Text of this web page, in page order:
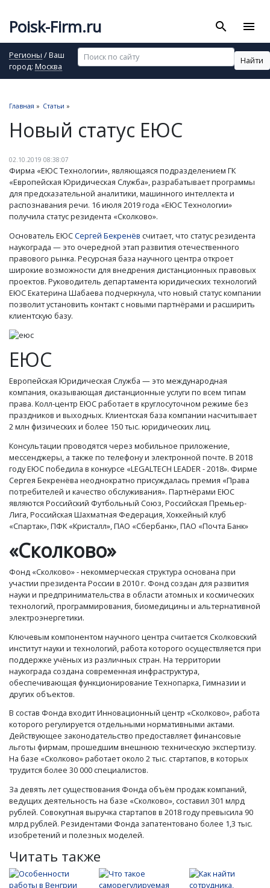
Poisk-Firm.ru search menu
Регионы / Ваш
город: Москва
Найти
Главная » Статьи »
Новый статус ЕЮС
02.10.2019 08:38:07
Фирма «ЕЮС Технологии», являющаяся подразделением ГК
«Европейская Юридическая Служба», разрабатывает программы
для предсказательной аналитики, машинного интеллекта и
распознавания речи. 16 июля 2019 года «ЕЮС Технологии»
получила статус резидента «Сколково».
Основатель ЕЮССергей Бекренёв считает, что статус резидента
наукограда — это очередной этап развития отечественного
правового рынка. Ресурсная база научного центра откроет
широкие возможности для внедрения дистанционных правовых
проектов. Руководитель департамента юридических технологий
ЕЮС Екатерина Шабаева подчеркнула, что новый статус компании
позволит установить контакт с новыми партнёрами и расширить
клиентскую базу.
ЕЮС
Европейская Юридическая Служба — это международная
компания, оказывающая дистанционные услуги по всем типам
права. Колл-центр ЕЮС работает в круглосуточном режиме без
праздников и выходных. Клиентская база компании насчитывает
2 млн физических и более 150 тыс. юридических лиц.
Консультации проводятся через мобильное приложение,
мессенджеры, а также по телефону и электронной почте. В 2018
году ЕЮС победила в конкурсе «LEGALTECH LEADER - 2018». Фирме
Сергея Бекренёва неоднократно присуждалась премия «Права
потребителей и качество обслуживания». Партнёрами ЕЮС
являются Российский Футбольный Союз, Российская Премьер-
Лига, Российская Шахматная Федерация, Хоккейный клуб
«Спартак», ПФК «Кристалл», ПАО «Сбербанк», ПАО «Почта Банк»
«Сколково»
Фонд «Сколково» - некоммерческая структура основана при
участии президента России в 2010 г. Фонд создан для развития
науки и предпринимательства в области атомных и космических
технологий, программирования, биомедицины и альтернативной
электроэнергетики.
Ключевым компонентом научного центра считается Сколковский
институт науки и технологий, работа которого осуществляется при
поддержке учёных из различных стран. На территории
наукограда создана современная инфраструктура,
обеспечивающая функционирование Технопарка, Гимназии и
других объектов.
В состав Фонда входит Инновационный центр «Сколково», работа
которого регулируется отдельными нормативными актами.
Действующее законодательство предоставляет финансовые
льготы фирмам, прошедшим внешнюю техническую экспертизу.
На базе «Сколково» работает около 2 тыс. стартапов, в которых
трудится более 30 000 специалистов.
За девять лет существования Фонда объём продаж компаний,
ведущих деятельность на базе «Сколково», составил 301 млрд
рублей. Совокупная выручка стартапов в 2018 году превысила 90
млрд рублей. Резидентами Фонда запатентовано более 1,3 тыс.
изобретений и полезных моделей.
Читать также